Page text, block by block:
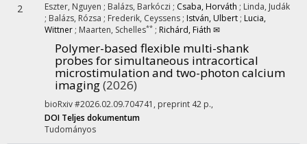
2 Eszter, Nguyen ; Balázs, Barkóczi ; Csaba, Horváth ; Linda, Judák
; Balázs, Rózsa ; Frederik, Ceyssens ; István, Ulbert ; Lucia,
Wittner ; Maarten, Schelles** ; Richárd, Fiáth ✉
Polymer-based flexible multi-shank
probes for simultaneous intracortical
microstimulation and two-photon calcium
imaging(2026)
bioRxiv #2026.02.09.704741 , preprint 42 p.,
DOI Teljes dokumentum
Tudományos